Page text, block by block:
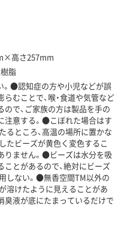
高さ257mm
脂
。●認知症の方や小児などが誤
むことで、喉・食道や気管など
ので、ご家族の方は製品を手の
注意する。●こぼれた場合はす
ところ、高温の場所に置かな
たビーズが黄色く変色するこ
りません。●ビーズは水分を吸
ことがあるので、絶対にビーズ
しない。●無香空間TM以外の
溶けたように見えることがあ
臭液が底にたまっているだけで